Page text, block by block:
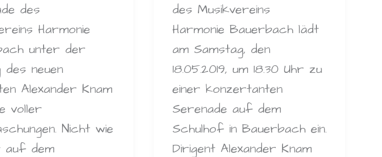
des
Harmonie
unter der
des neuen
Alexander Knam
voller
Nicht wie
auf dem
des Musikvereins
Harmonie Bauerbach lädt
am Samstag, den
18.05.2019, um 18.30 Uhr zu
einer konzertanten
Serenade auf dem
Schulhof in Bauerbach ein.
Dirigent Alexander Knam